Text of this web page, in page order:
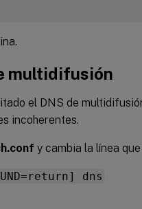
multidifusión
el DNS de
incoherentes.
y cambia la línea
dns